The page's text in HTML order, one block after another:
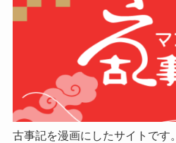
古事記を漫画にしたサイトです。